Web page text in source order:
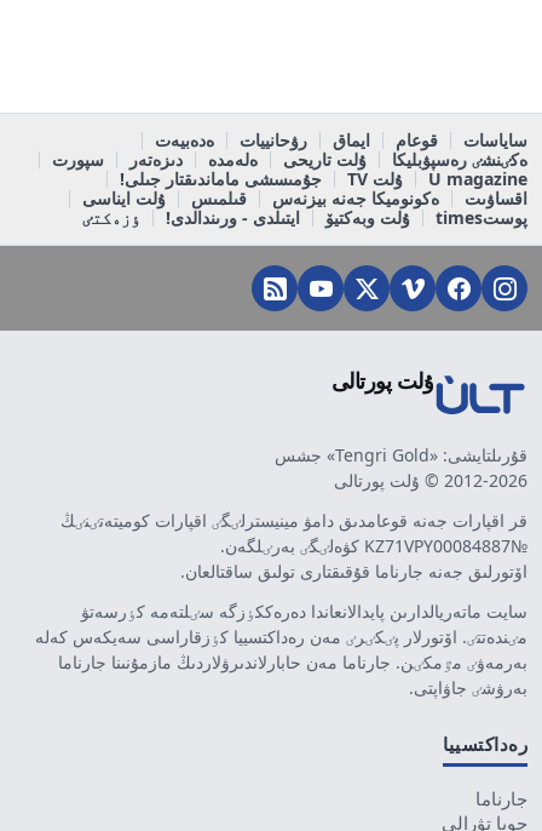
ساياسات قوعام ايماق رۋحانييات
ەدەبيەت
ەكٸنشٸ رەسپۋبليكا
ۇلت تاريحى ەلەمدە دىزەتەر
سپورت
U magazine
ۇلت TV
جۇمىسشى ماماندىقتار جىلى!
اقساۋىت
ەكونوميكا جەنە بيزنەس قىلمىس
ۇلت ايناسى
پوستtimes
ۇلت وبەكتيۆ ايتىلدى - ورىندالدى! ٶزەكتٸ
ۇلت پورتالى
قۇرىلتايشى: «Tengri Gold» جشس
2012-2026 © ۇلت پورتالى
قر اقپارات جەنە قوعامدىق دامۋ مينيسترلٸگٸ اقپارات كوميتەتٸنٸڭ
№KZ71VPY00084887 كۋەلٸگٸ بەرٸلگەن.
اۆتورلىق جەنە جارناما قۇقىقتارى تولىق ساقتالعان.
سايت ماتەريالدارىن پايدالانعاندا دەرەككٶزگە سٸلتەمە كٶرسەتۋ
مٸندەتتٸ. اۆتورلار پٸكٸرٸ مەن رەداكتسييا كٶزقاراسى سەيكەس كەلە
بەرمەۋٸ مٷمكٸن. جارناما مەن حابارلاندىرۋلاردىڭ مازمۇنىنا جارناما
بەرۋشٸ جاۋاپتى.
رەداكتسييا
جارناما
جوبا تۋرالى